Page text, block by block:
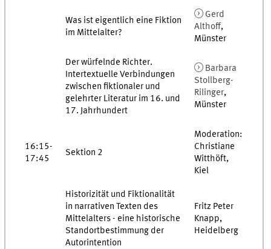
Was ist eigentlich eine Fiktion
im Mittelalter?
Gerd
Althoff,
Münster
Der würfelnde Richter.
Intertextuelle Verbindungen
zwischen fiktionaler und
gelehrter Literatur im 16. und
17. Jahrhundert
Barbara
Stollberg-
Rilinger,
Münster
16:15-
17:45
Sektion 2
Moderation:
Christiane
Witthöft,
Kiel
Historizität und Fiktionalität
in narrativen Texten des
Mittelalters - eine historische
Standortbestimmung der
Autorintention
Fritz Peter
Knapp,
Heidelberg